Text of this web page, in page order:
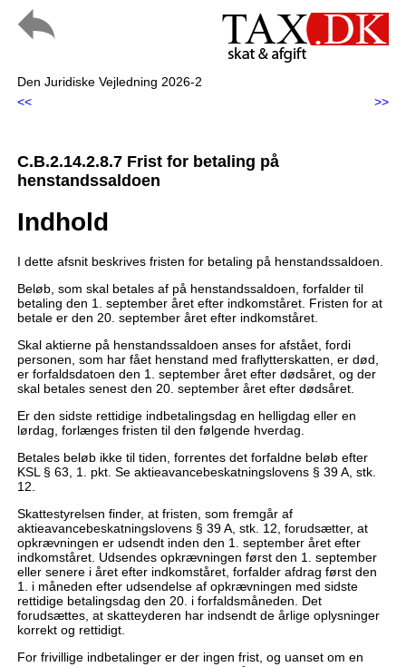
Den Juridiske Vejledning 2026-2
<<
>>
C.B.2.14.2.8.7 Frist for betaling på
henstandssaldoen
Indhold
I dette afsnit beskrives fristen for betaling på henstandssaldoen.
Beløb, som skal betales af på henstandssaldoen, forfalder til
betaling den 1. september året efter indkomståret. Fristen for at
betale er den 20. september året efter indkomståret.
Skal aktierne på henstandssaldoen anses for afstået, fordi
personen, som har fået henstand med fraflytterskatten, er død,
er forfaldsdatoen den 1. september året efter dødsåret, og der
skal betales senest den 20. september året efter dødsåret.
Er den sidste rettidige indbetalingsdag en helligdag eller en
lørdag, forlænges fristen til den følgende hverdag.
Betales beløb ikke til tiden, forrentes det forfaldne beløb efter
KSL § 63, 1. pkt. Se aktieavancebeskatningslovens § 39 A, stk.
12.
Skattestyrelsen finder, at fristen, som fremgår af
aktieavancebeskatningslovens § 39 A, stk. 12, forudsætter, at
opkrævningen er udsendt inden den 1. september året efter
indkomståret. Udsendes opkrævningen først den 1. september
eller senere i året efter indkomståret, forfalder afdrag først den
1. i måneden efter udsendelse af opkrævningen med sidste
rettidige betalingsdag den 20. i forfaldsmåneden. Det
forudsættes, at skatteyderen har indsendt de årlige oplysninger
korrekt og rettidigt.
For frivillige indbetalinger er der ingen frist, og uanset om en